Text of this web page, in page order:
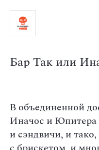
Бар Так или
В объединенной
Иначос и Юпитера
и сэндвичи, и